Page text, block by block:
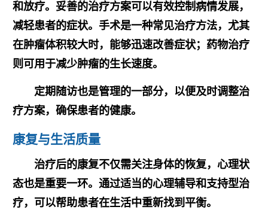
和放疗。妥善的治疗方案可以有效控制病情发展，
减轻患者的症状。手术是一种常见治疗方法，尤其
在肿瘤体积较大时，能够迅速改善症状；药物治疗
则可用于减少肿瘤的生长速度。
定期随访也是管理的一部分，以便及时调整治
疗方案，确保患者的健康。
康复与生活质量
治疗后的康复不仅需关注身体的恢复，心理状
态也是重要一环。通过适当的心理辅导和支持型治
疗，可以帮助患者在生活中重新找到平衡。